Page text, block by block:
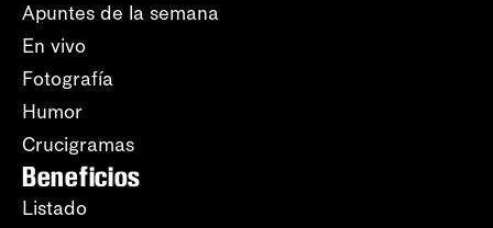
Apuntes de la semana
En vivo
Fotografía
Humor
Crucigramas
Beneficios
Listado